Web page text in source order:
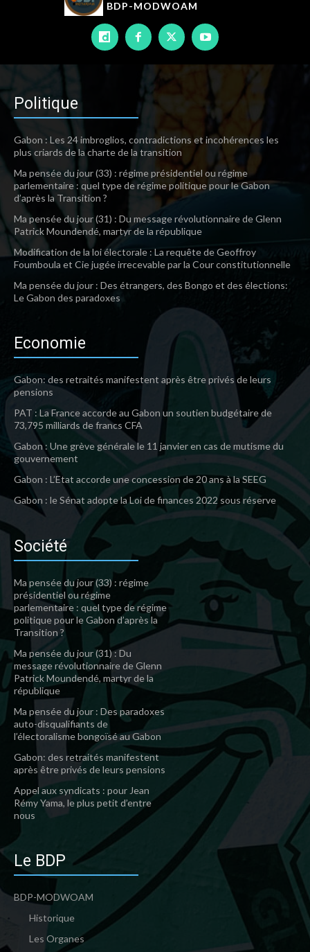
BDP-MODWOAM
Politique
Gabon : Les 24 imbroglios, contradictions et incohérences les
plus criards de la charte de la transition
Ma pensée du jour (33) : régime présidentiel ou régime
parlementaire : quel type de régime politique pour le Gabon
d’après la Transition ?
Ma pensée du jour (31) : Du message révolutionnaire de Glenn
Patrick Moundendé, martyr de la république
Modification de la loi électorale : La requête de Geoffroy
Foumboula et Cie jugée irrecevable par la Cour constitutionnelle
Ma pensée du jour : Des étrangers, des Bongo et des élections:
Le Gabon des paradoxes
Economie
Gabon: des retraités manifestent après être privés de leurs
pensions
PAT : La France accorde au Gabon un soutien budgétaire de
73,795 milliards de francs CFA
Gabon : Une grève générale le 11 janvier en cas de mutisme du
gouvernement
Gabon : L’Etat accorde une concession de 20 ans à la SEEG
Gabon : le Sénat adopte la Loi de finances 2022 sous réserve
Société
Ma pensée du jour (33) : régime
présidentiel ou régime
parlementaire : quel type de régime
politique pour le Gabon d’après la
Transition ?
Ma pensée du jour (31) : Du
message révolutionnaire de Glenn
Patrick Moundendé, martyr de la
république
Ma pensée du jour : Des paradoxes
auto-disqualifiants de
l’électoralisme bongoïsé au Gabon
Gabon: des retraités manifestent
après être privés de leurs pensions
Appel aux syndicats : pour Jean
Rémy Yama, le plus petit d’entre
nous
Le BDP
BDP-MODWOAM
Historique
Les Organes